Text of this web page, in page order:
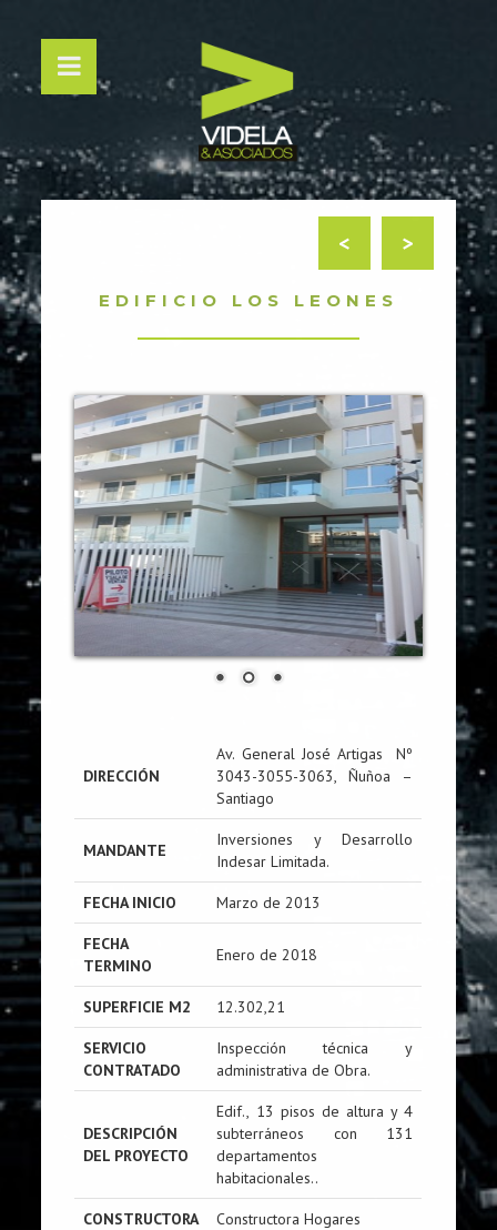
>
<
EDIFICIO LOS LEONES
DIRECCIÓN
Av. General José Artigas Nº
3043-3055-3063, Ñuñoa –
Santiago
MANDANTE
Inversiones y Desarrollo
Indesar Limitada.
FECHA INICIO Marzo de 2013
FECHA
TERMINO
Enero de 2018
SUPERFICIE M2 12.302,21
SERVICIO
CONTRATADO
Inspección técnica y
administrativa de Obra.
DESCRIPCIÓN
DEL PROYECTO
Edif., 13 pisos de altura y 4
subterráneos con 131
departamentos
habitacionales..
CONSTRUCTORA Constructora Hogares